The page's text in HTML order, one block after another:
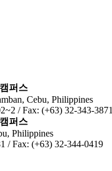
퍼스
Cebu, Philippines
/ Fax: (+63) 32-343-3871
퍼스
Philippines
/ Fax: (+63) 32-344-0419